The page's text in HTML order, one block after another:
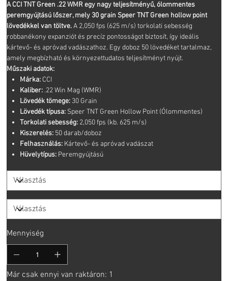
A CCI TNT Green .22 WMR egy nagy teljesítményű, ólommentes
peremgyújtású lőszer, mely 30 grain Speer TNT Green hollow point
lövedékkel van töltve.A 2,050 fps (625 m/s) torkolati sebesség
robbanékony expanziót és precíz pontosságot biztosít, így ideális
kártevő- és apróvad vadászathoz. Egy doboz 50 lövedéket tartalmaz,
amely megbízható és környezettudatos teljesítményt nyújt.
Műszaki adatok:
Márka:CCI
Kaliber:.22 Win Mag (WMR)
Lövedék tömege:30 Grain
Lövedék típusa:Speer TNT Green Hollow Point (Ólommentes)
Torkolati sebesség:2,050 fps (kb. 625 m/s)
Kiszerelés:50 darab/doboz
Felhasználás:Kártevő- és apróvad vadászat
Hüvelytípus:Peremgyújtású
Mennyiség
Már csak ennyi van raktáron: 1